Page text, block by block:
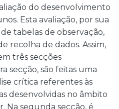
do desenvolvimento
Esta avaliação, por sua
tabelas de observação,
recolha de dados. Assim,
três secções
secção, são feitas uma
crítica referentes às
desenvolvidas no âmbito
Na segunda secção, é